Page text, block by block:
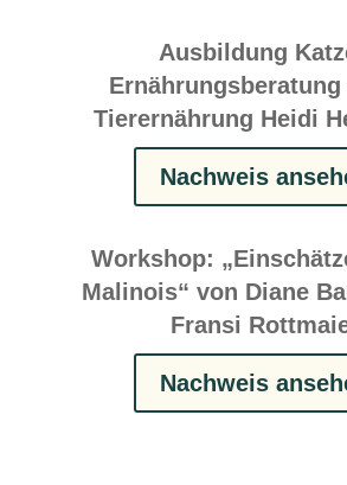
Ausbildung
Ernährungsberatung
Tierernährung Heidi
Nachweis
Workshop:
Malinois“ von Diane
Fransi
Nachweis